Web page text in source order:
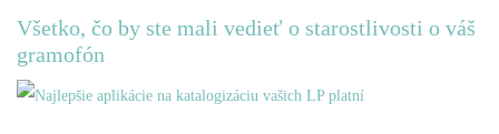
Všetko, čo by ste mali vedieť o starostlivosti o váš
gramofón